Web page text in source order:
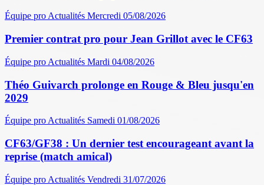
Équipe proActualités Mercredi 05/08/2026
Premier contrat pro pour Jean Grillot avec le CF63
Équipe pro Actualités Mardi 04/08/2026
Théo Guivarch prolonge en Rouge & Bleu jusqu'en
2029
Équipe pro Actualités Samedi 01/08/2026
CF63/GF38 : Un dernier test encourageant avant la
reprise (match amical)
Équipe pro Actualités Vendredi 31/07/2026